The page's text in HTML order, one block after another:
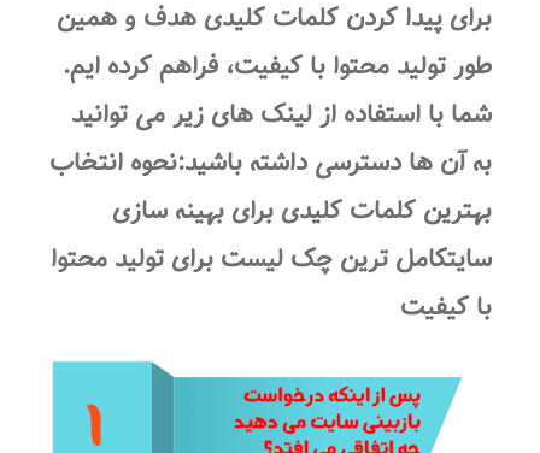
برای پیدا کردن کلمات کلیدی هدف و همین
طور تولید محتوا با کیفیت، فراهم کرده ایم.
شما با استفاده از لینک های زیر می توانید
به آن ها دسترسی داشته باشید:نحوه انتخاب
بهترین کلمات کلیدی برای بهینه سازی
سایتکامل ترین چک لیست برای تولید محتوا
با کیفیت